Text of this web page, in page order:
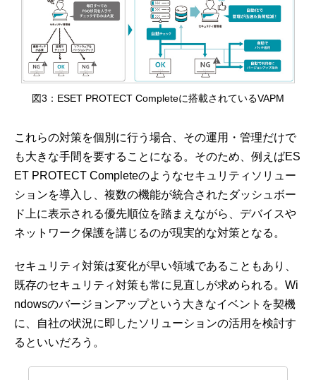
図3：ESET PROTECT Completeに搭載されているVAPM
これらの対策を個別に行う場合、その運用・管理だけで
も大きな手間を要することになる。そのため、例えばES
ET PROTECT Completeのようなセキュリティソリュー
ションを導入し、複数の機能が統合されたダッシュボー
ド上に表示される優先順位を踏まえながら、デバイスや
ネットワーク保護を講じるのが現実的な対策となる。
セキュリティ対策は変化が早い領域であることもあり、
既存のセキュリティ対策も常に見直しが求められる。Wi
ndowsのバージョンアップという大きなイベントを契機
に、自社の状況に即したソリューションの活用を検討す
るといいだろう。